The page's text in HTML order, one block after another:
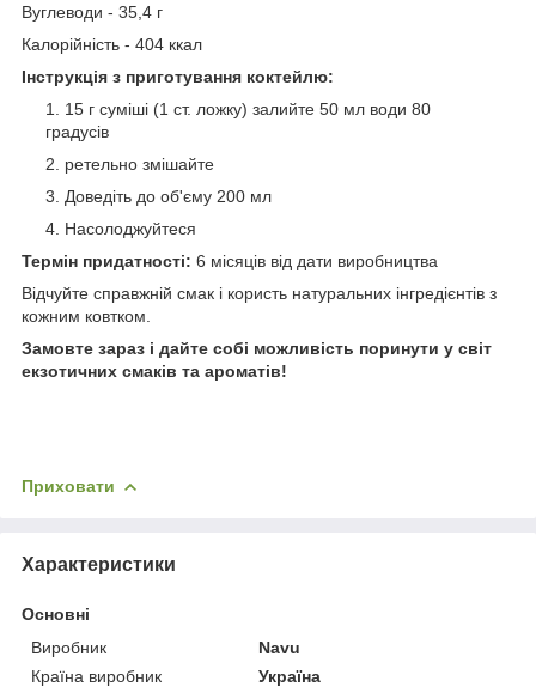
Вуглеводи - 35,4 г
Калорійність - 404 ккал
Інструкція з приготування коктейлю:
15 г суміші (1 ст. ложку) залийте 50 мл води 80
градусів
ретельно змішайте
Доведіть до об'єму 200 мл
Насолоджуйтеся
Термін придатності: 6 місяців від дати виробництва
Відчуйте справжній смак і користь натуральних інгредієнтів з
кожним ковтком.
Замовте зараз і дайте собі можливість поринути у світ
екзотичних смаків та ароматів!
Приховати
Характеристики
Основні
Виробник
Navu
Країна виробник
Україна